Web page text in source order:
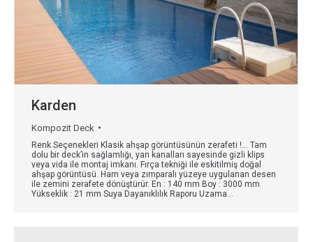
Karden
Kompozit Deck
Renk Seçenekleri Klasik ahşap görüntüsünün zerafeti !… Tam
dolu bir deck’in sağlamlığı, yan kanalları sayesinde gizli klips
veya vida ile montaj imkanı. Fırça tekniği ile eskitilmiş doğal
ahşap görüntüsü. Ham veya zımparalı yüzeye uygulanan desen
ile zemini zerafete dönüştürür. En : 140 mm Boy : 3000 mm
Yükseklik : 21 mm Suya Dayanıklılık Raporu Uzama…